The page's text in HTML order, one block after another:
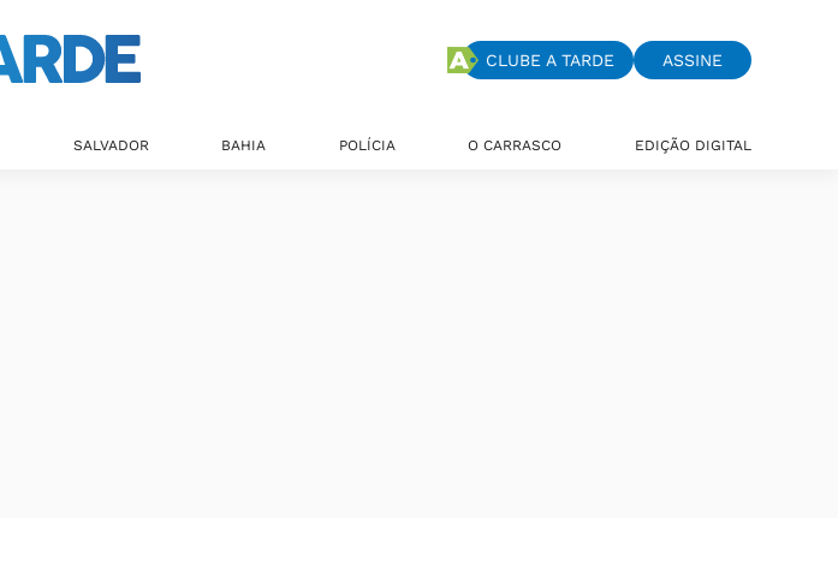
CLUBE A TARDE ASSINE
SALVADOR BAHIA POLÍCIA O CARRASCO EDIÇÃO DIGITAL